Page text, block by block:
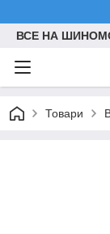
ВСЕ НА
Товари